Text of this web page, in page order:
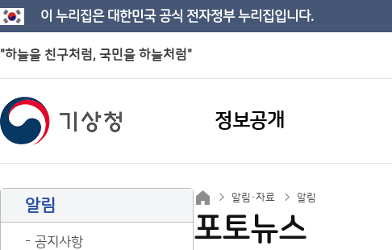
이 누리집은 대한민국 공식 전자정부 누리집입니다.
"하늘을 친구처럼, 국민을 하늘처럼"
정보공개
알림
공지사항
알림·자료 알림
포토뉴스